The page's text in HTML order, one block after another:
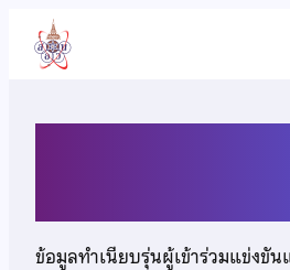
เนื้อหา
ข้อมูลทำเนียบรุ่นผู้เข้าร่วมแข่งขั